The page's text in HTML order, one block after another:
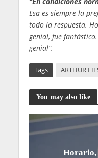
Esa es siempre la
todo la respuesta.
genial, fue
genial”.
Tags ARTHUR
You may also like
Horario,